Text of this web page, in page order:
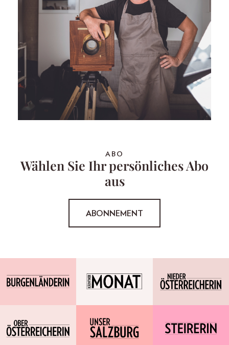
ABO
Wählen Sie Ihr persönliches Abo
aus
ABONNEMENT